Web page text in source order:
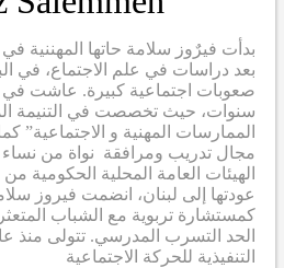
بدأت فيرٌوز سلامة حاتها المهننية
بعد دراسات في علم الاجتماع، في
صعوبات اجتماعية كبيرة. عاشت
سنوات، حيث تخصصت في التنيمة
الممارسات المهنية و
مجال تدريب ومرافقة نواة من
الهيئات العامة المحلية الحكومية
عودتها إلى لبنان، انضمت فيروز
كمستشارة تربوية مع الشباب
التنفيذية للحركة الاجتماعية